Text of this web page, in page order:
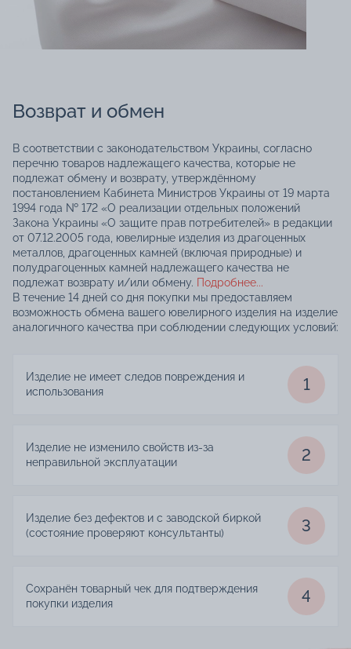
Возврат и обмен
В соответствии с законодательством Украины, согласно
перечню товаров надлежащего качества, которые не
подлежат обмену и возврату, утверждённому
постановлением Кабинета Министров Украины от 19 марта
1994 года № 172 «О реализации отдельных положений
Закона Украины «О защите прав потребителей» в редакции
от 07.12.2005 года, ювелирные изделия из драгоценных
металлов, драгоценных камней (включая природные) и
полудрагоценных камней надлежащего качества не
подлежат возврату и/или обмену. Подробнее...
В течение 14 дней со дня покупки мы предоставляем
возможность обмена вашего ювелирного изделия на изделие
аналогичного качества при соблюдении следующих условий:
Изделие не имеет следов повреждения и
использования
1
Изделие не изменило свойств из-за
неправильной эксплуатации
2
Изделие без дефектов и с заводской биркой
(состояние проверяют консультанты)
3
Сохранён товарный чек для подтверждения
покупки изделия
4